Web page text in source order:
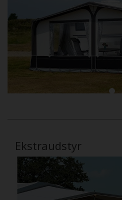
Ekstraudstyr